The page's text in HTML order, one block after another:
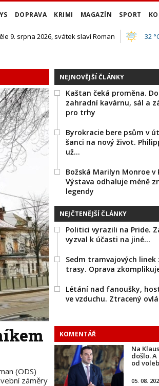
DOPRAVA KRIMI MAGAZÍN SPORT
9. srpna 2026, svátek slaví Roman 32
(ODS)
záměry
NEJNOVĚJŠÍ ČLÁNKY
Kaštan čeká proměna.
zahradní kavárnu, sál a
pro trhy
Byrokracie bere psům v
šanci na nový život.
už…
Božská Marilyn Monroe v
Výstava odhaluje méně
legendy
NEJČTENĚJŠÍ ČLÁNKY
Politici vyrazili na Pride.
vyzval k účasti na jiné…
Sedm tramvajových linek
trasy. Oprava
Létání nad fanoušky,
ve vzduchu. Ztracený
KOMENTÁŘ
Na
došlo.
od
05. 08.